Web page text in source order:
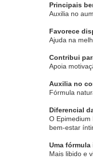
Principais
Auxilia no
Favorece
Ajuda na
Contribui
Apoia
Auxilia no
Fórmula
Diferencial
O
bem-estar
Uma
Mais libido e